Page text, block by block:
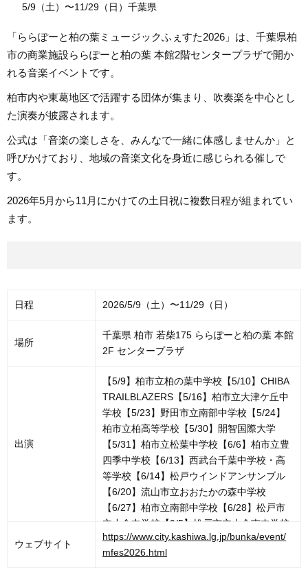
5/9（土）〜11/29（日）千葉県
「ららぽーと柏の葉ミュージックふぇすた2026」は、千葉県柏
市の商業施設ららぽーと柏の葉 本館2階センタープラザで開か
れる音楽イベントです。
柏市内や東葛地区で活躍する団体が集まり、吹奏楽を中心とし
た演奏が披露されます。
公式は「音楽の楽しさを、みんなで一緒に体感しませんか」と
呼びかけており、地域の音楽文化を身近に感じられる催しで
す。
2026年5月から11月にかけての土日祝に複数日程が組まれてい
ます。
日程 2026/5/9（土）〜11/29（日）
場所
千葉県 柏市 若柴175 ららぽーと柏の葉 本館
2F センタープラザ
出演
【5/9】柏市立柏の葉中学校【5/10】CHIBA
TRAILBLAZERS【5/16】柏市立大津ケ丘中
学校【5/23】野田市立南部中学校【5/24】
柏市立柏高等学校【5/30】開智国際大学
【5/31】柏市立松葉中学校【6/6】柏市立豊
四季中学校【6/13】西武台千葉中学校・高
等学校【6/14】松戸ウインドアンサンブル
【6/20】流山市立おおたかの森中学校
【6/27】柏市立南部中学校【6/28】松戸市
立小金中学校【9/5】松戸市立小金南中学校
【9/26】柏市立酒井根中学校【9/27】柏市
立田中中学校【10/3】千葉県立柏高等学校
ウェブサイト
https://www.city.kashiwa.lg.jp/bunka/event/
mfes2026.html